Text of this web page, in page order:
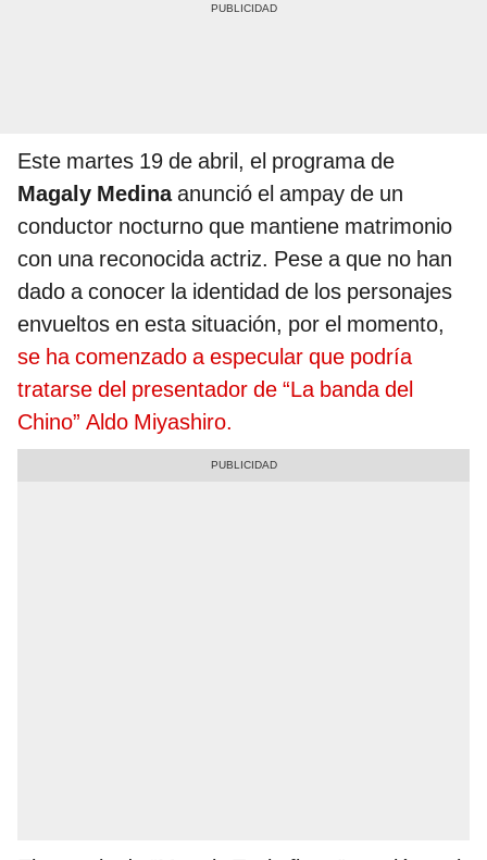
Este martes 19 de abril, el programa de
Magaly Medinaanunció el ampay de un
conductor nocturno que mantiene matrimonio
con una reconocida actriz. Pese a que no han
dado a conocer la identidad de los personajes
envueltos en esta situación, por el momento,
se ha comenzado a especular que podría
tratarse del presentador de “La banda del
Chino” Aldo Miyashiro.